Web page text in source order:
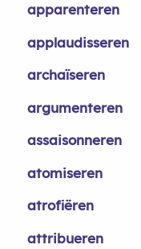
apparenteren
applaudisseren
archaïseren
argumenteren
assaisonneren
atomiseren
atrofiëren
attribueren